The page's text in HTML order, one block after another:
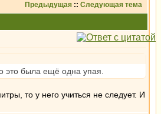
Предыдущая :: Следующая тема
это была ещё одна упая.
то у него учиться не следует. И